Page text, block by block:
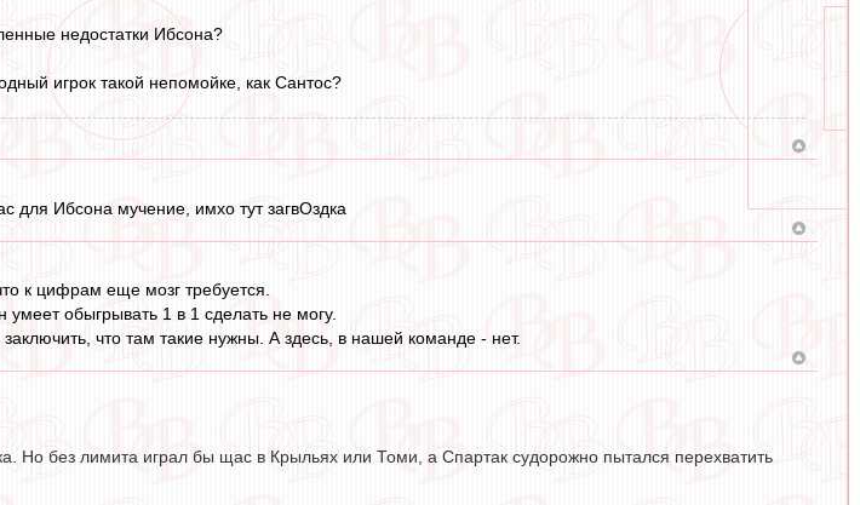
недостатки Ибсона?
игрок такой непомойке, как Сантос?
для Ибсона мучение, имхо тут загвОздка
к цифрам еще мозг требуется.
обыгрывать 1 в 1 сделать не могу.
что там такие нужны. А здесь, в нашей команде - нет.
Но без лимита играл бы щас в Крыльях или Томи, а Спартак судорожно пытался перехватить